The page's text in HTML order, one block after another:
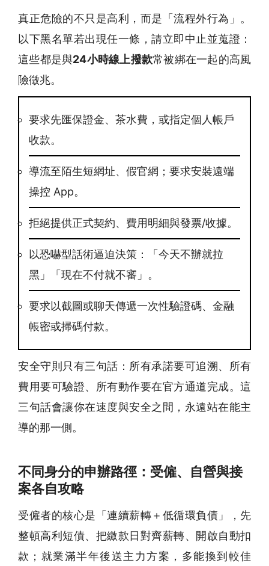
真正危險的不只是高利，而是「流程外行為」。
以下黑名單若出現任一條，請立即中止並蒐證：
這些都是與24小時線上撥款常被綁在一起的高風
險徵兆。
要求先匯保證金、茶水費，或指定個人帳戶
收款。
導流至陌生短網址、假官網；要求安裝遠端
操控 App。
拒絕提供正式契約、費用明細與發票/收據。
以恐嚇型話術逼迫決策：「今天不辦就拉
黑」「現在不付就不審」。
要求以截圖或聊天傳遞一次性驗證碼、金融
帳密或掃碼付款。
安全守則只有三句話：所有承諾要可追溯、所有
費用要可驗證、所有動作要在官方通道完成。這
三句話會讓你在速度與安全之間，永遠站在能主
導的那一側。
不同身分的申辦路徑：受僱、自營與接
案各自攻略
受僱者的核心是「連續薪轉＋低循環負債」，先
整頓高利短債、把繳款日對齊薪轉、開啟自動扣
款；就業滿半年後送主力方案，多能換到較佳